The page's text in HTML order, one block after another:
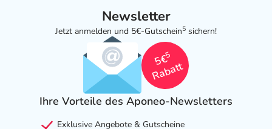
Newsletter
Jetzt anmelden und 5€-Gutschein5 sichern!
5€
5
Rabatt
Ihre Vorteile des Aponeo-Newsletters
Exklusive Angebote & Gutscheine